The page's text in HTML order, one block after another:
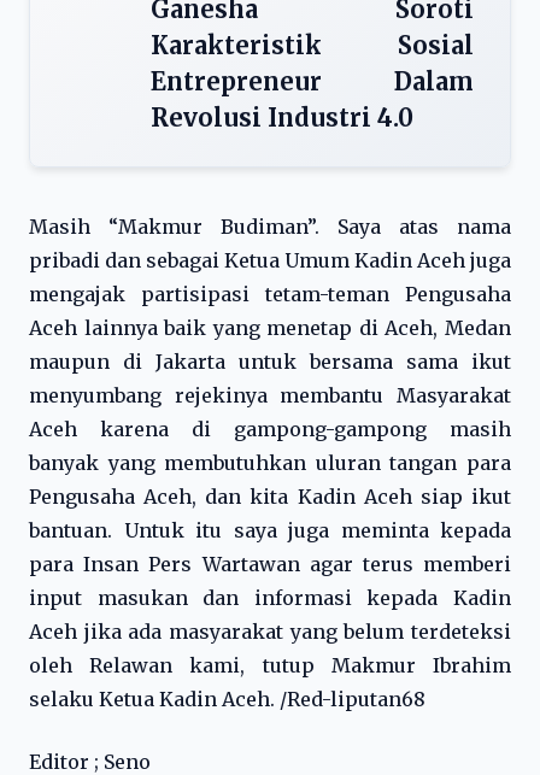
Ganesha Soroti
Karakteristik Sosial
Entrepreneur Dalam
Revolusi Industri 4.0
Masih “Makmur Budiman”. Saya atas nama
pribadi dan sebagai Ketua Umum Kadin Aceh juga
mengajak partisipasi tetam-teman Pengusaha
Aceh lainnya baik yang menetap di Aceh, Medan
maupun di Jakarta untuk bersama sama ikut
menyumbang rejekinya membantu Masyarakat
Aceh karena di gampong-gampong masih
banyak yang membutuhkan uluran tangan para
Pengusaha Aceh, dan kita Kadin Aceh siap ikut
bantuan. Untuk itu saya juga meminta kepada
para Insan Pers Wartawan agar terus memberi
input masukan dan informasi kepada Kadin
Aceh jika ada masyarakat yang belum terdeteksi
oleh Relawan kami, tutup Makmur Ibrahim
selaku Ketua Kadin Aceh. /Red-liputan68
Editor ; Seno